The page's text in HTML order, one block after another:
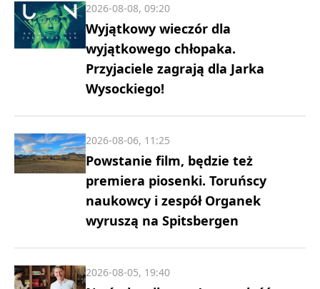
Wyjątkowy wieczór dla
wyjątkowego chłopaka.
Przyjaciele zagrają dla Jarka
Wysockiego!
2026-08-08, 09:20
Powstanie film, będzie też
premiera piosenki. Toruńscy
naukowcy i zespół Organek
wyruszą na Spitsbergen
2026-08-06, 11:25
2026-08-05, 19:40